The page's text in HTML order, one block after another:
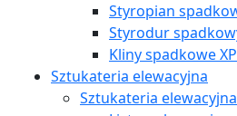
Styropian
Styrodur
Kliny spadkowe
Sztukateria elewacyjna
Sztukateria elewacyjna